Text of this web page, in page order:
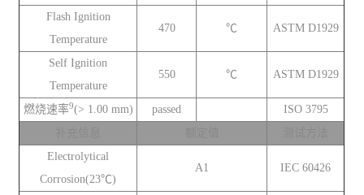
Flash Ignition
Temperature
470 ℃ ASTM D1929
Self Ignition
Temperature
550 ℃ ASTM D1929
燃烧速率9(> 1.00 mm) passed
ISO 3795
Electrolytical
Corrosion(23℃)
A1 IEC 60426